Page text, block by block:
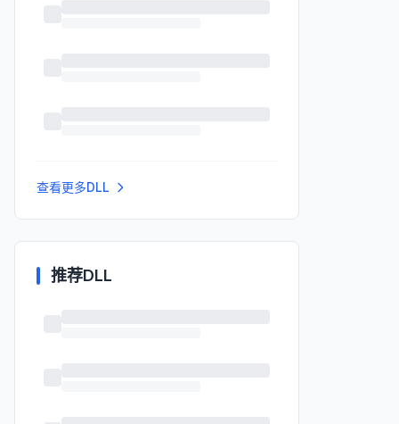
查看更多DLL
推荐DLL